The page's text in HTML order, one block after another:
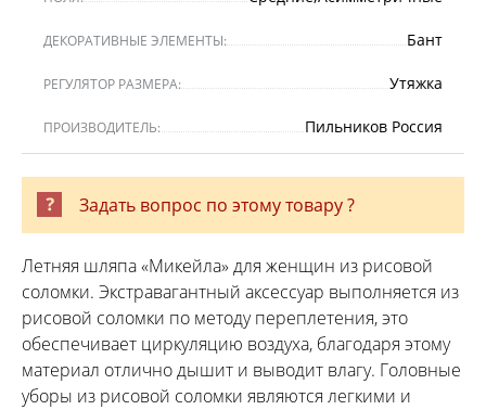
ДЕКОРАТИВНЫЕ ЭЛЕМЕНТЫ: Бант
РЕГУЛЯТОР РАЗМЕРА: Утяжка
ПРОИЗВОДИТЕЛЬ: Пильников Россия
Задать вопрос по этому товару ?
Летняя шляпа «Микейла» для женщин из рисовой
соломки. Экстравагантный аксессуар выполняется из
рисовой соломки по методу переплетения, это
обеспечивает циркуляцию воздуха, благодаря этому
материал отлично дышит и выводит влагу. Головные
уборы из рисовой соломки являются легкими и